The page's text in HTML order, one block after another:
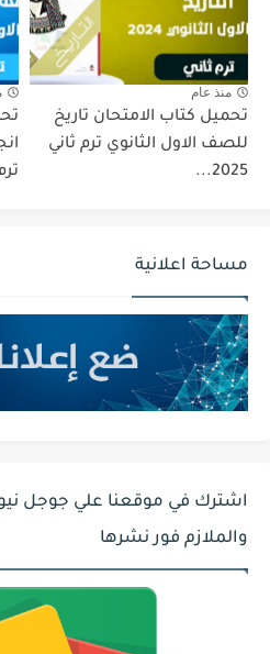
منذ عام
تحميل كتاب الامتحان تاريخ
للصف الاول الثانوي ترم ثاني
2025...
مساحة اعلانية
اشترك في موقعنا علي جوجل
والملازم فور نشرها